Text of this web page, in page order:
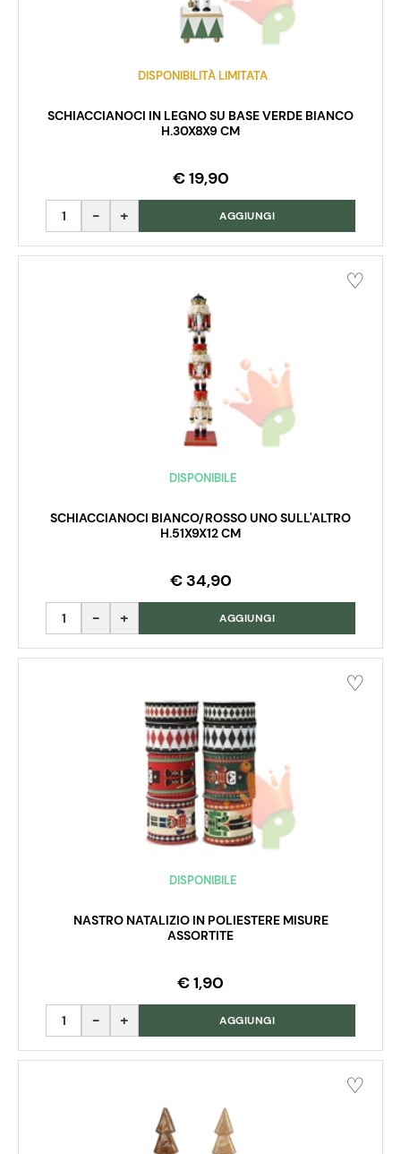
DISPONIBILITÀ LIMITATA
SCHIACCIANOCI IN LEGNO SU BASE VERDE BIANCO
H.30X8X9 CM
€ 19,90
Quantità AGGIUNGI
DISPONIBILE
SCHIACCIANOCI BIANCO/ROSSO UNO SULL'ALTRO
H.51X9X12 CM
€ 34,90
Quantità AGGIUNGI
DISPONIBILE
NASTRO NATALIZIO IN POLIESTERE MISURE
ASSORTITE
€ 1,90
Quantità AGGIUNGI